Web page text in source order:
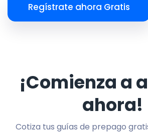
Regístrate ahora Gratis
¡Comienza a
ahora!
Cotiza tus guías de prepago